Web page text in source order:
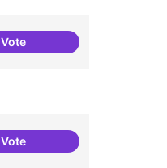
VoteUna única Festa Major
VoteJornades de Salut Mental